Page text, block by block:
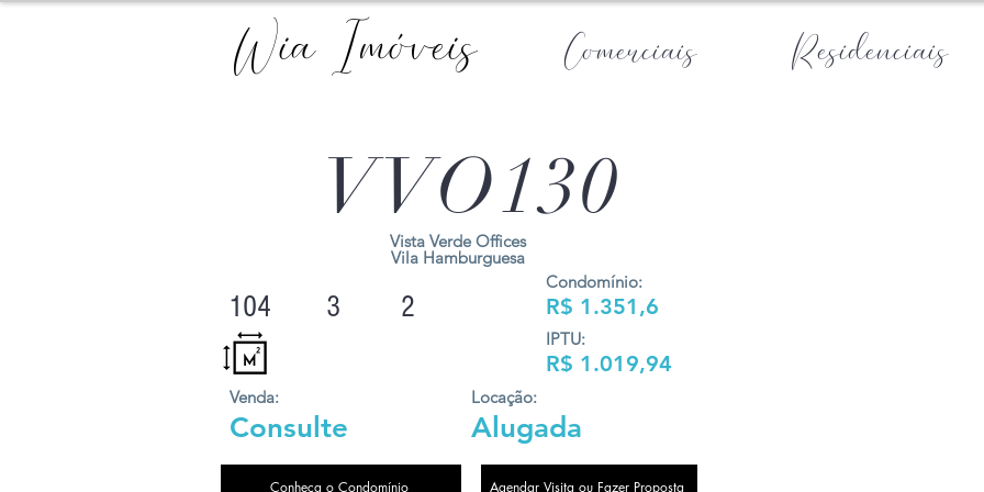
Wia Imóveis Comerciais Residenciais
VVO130
Vista Verde Offices
Vila Hamburguesa
104 3 2
Venda:
Consulte
Condomínio:
R$ 1.351,6
IPTU:
R$ 1.019,94
Locação:
Alugada
Conheça o Condomínio Agendar Visita ou Fazer Proposta